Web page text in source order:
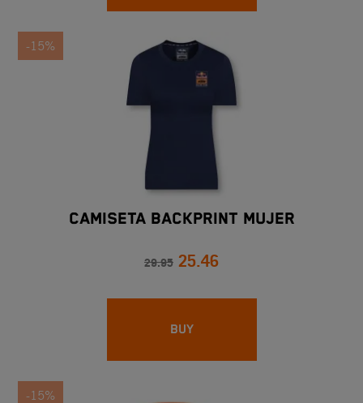
-15%
CAMISETA BACKPRINT MUJER
29.95 25.46
BUY
-15%